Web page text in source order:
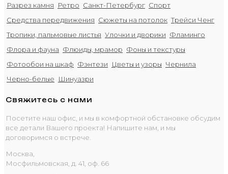
Разрез камня
Ретро Санкт-Петербург Спорт
Средства передвижения Сюжеты на потолок Трейси Ченг
Тропики, пальмовые листья Улочки и дворики Фламинго
Флора и фауна Флюиды, мрамор Фоны и текстуры
Фотообои на шкаф Фэнтези Цветы и узоры Чернила
Черно-белые
Шинуазри
Свяжитесь с нами
Посетите наш офис, и мы в комфортной обстановке обсудим
все детали Вашего проекта! Напишите нам, и мы
договоримся о встрече.
Москва,
Мосфильмовская, д. 41, оф. 66